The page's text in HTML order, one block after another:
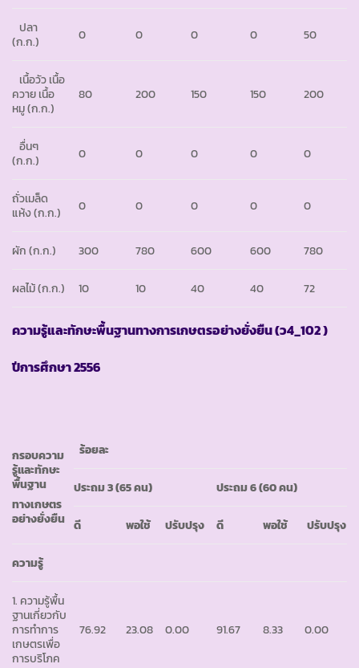
ปลา
(ก.ก.)
0 0 0 0 50
เนื้อวัว เนื้อ
ควาย เนื้อ
หมู (ก.ก.)
80 200 150 150 200
อื่นๆ
(ก.ก.)
0 0 0 0 0
ถั่วเมล็ด
แห้ง (ก.ก.)
0 0 0 0 0
ผัก (ก.ก.) 300 780 600 600 780
ผลไม้ (ก.ก.) 10 10 40 40 72
ความรู้และทักษะพื้นฐานทางการเกษตรอย่างยั่งยืน(ว4_102 )
ปีการศึกษา2556
กรอบความ
รู้และทักษะ
พื้นฐาน
ทางเกษตร
อย่างยั่งยืน
ร้อยละ
ประถม3 (65 คน) ประถม6 (60 คน)
ดี พอใช้ ปรับปรุง ดี พอใช้ ปรับปรุง
ความรู้
1. ความรู้พื้น
ฐานเกี่ยวกับ
การทำการ
เกษตรเพื่อ
การบริโภค
76.92 23.08 0.00 91.67 8.33 0.00